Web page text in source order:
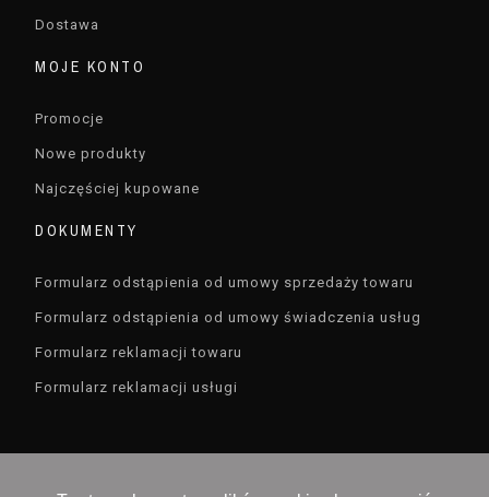
Dostawa
MOJE KONTO
Promocje
Nowe produkty
Najczęściej kupowane
DOKUMENTY
Formularz odstąpienia od umowy sprzedaży towaru
Formularz odstąpienia od umowy świadczenia usług
Formularz reklamacji towaru
Formularz reklamacji usługi